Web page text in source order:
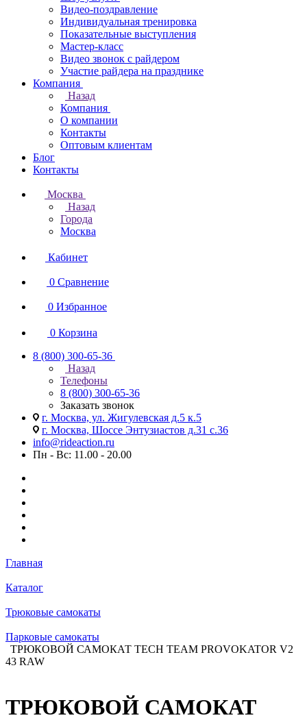
Видео-поздравление
Индивидуальная тренировка
Показательные выступления
Мастер-класс
Видео звонок с райдером
Участие райдера на празднике
Компания
Назад
Компания
О компании
Контакты
Оптовым клиентам
Блог
Контакты
Москва
Назад
Города
Москва
Кабинет
0 Сравнение
0 Избранное
0 Корзина
8 (800) 300-65-36
Назад
Телефоны
8 (800) 300-65-36
Заказать звонок
г. Москва, ул. Жигулевская д.5 к.5
г. Москва, Шоссе Энтузиастов д.31 с.36
info@rideaction.ru
Пн - Вс: 11.00 - 20.00
Главная
Каталог
Трюковые самокаты
Парковые самокаты
ТРЮКОВОЙ САМОКАТ TECH TEAM PROVOKATOR V2
43 RAW
ТРЮКОВОЙ САМОКАТ